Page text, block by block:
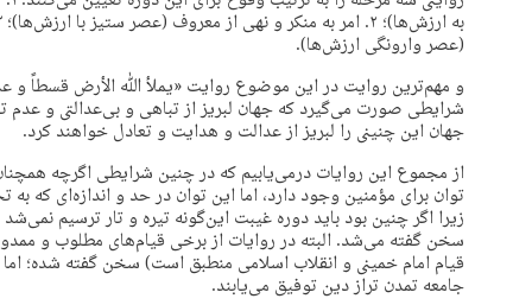
(عصر وارونگی ارزش‌ها).
و مهم‌ترین روایت در این موضوع روایت «یملأ ﷲ الأرض قسطاً و
شرایطی صورت می‌گیرد که جهان لبریز از تباهی و بی‌عدالتی و
جهان این چنینی را لبریز از عدالت و هدایت و تعادل خواهند کرد.
از مجموع این روایات درمی‌یابیم که در چنین شرایطی اگرچه
توان برای مؤمنین وجود دارد، اما این توان در حد و اندازه‌ای که
زیرا اگر چنین بود باید دوره غیبت این‌گونه تیره و تار ترسیم نمی‌شد
سخن گفته می‌شد. البته در روایات از برخی قیام‌های مطلوب و
قیام امام خمینی و انقلاب اسلامی منطبق است) سخن گفته شده؛
جامعه تمدن تراز دین توفیق می‌یابند.